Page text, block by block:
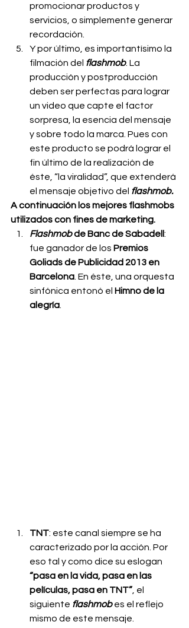
promocionar productos y
servicios, o simplemente generar
recordación.
Y por último, es importantísimo la
filmación del flashmob. La
producción y postproducción
deben ser perfectas para lograr
un video que capte el factor
sorpresa, la esencia del mensaje
y sobre todo la marca. Pues con
este producto se podrá lograr el
fin último de la realización de
éste, “la viralidad”, que extenderá
el mensaje objetivo del flashmob.
A continuación los mejores flashmobs
utilizados con fines de marketing.
Flashmob de Banc de Sabadell :
fue ganador de los Premios
Goliads de Publicidad 2013 en
Barcelona . En éste, una orquesta
sinfónica entonó el Himno de la
alegría
TNT: este canal siempre se ha
caracterizado por la acción. Por
eso tal y como dice su eslogan
“pasa en la vida, pasa en las
películas, pasa en TNT” , el
siguiente flashmob es el reflejo
mismo de este mensaje.